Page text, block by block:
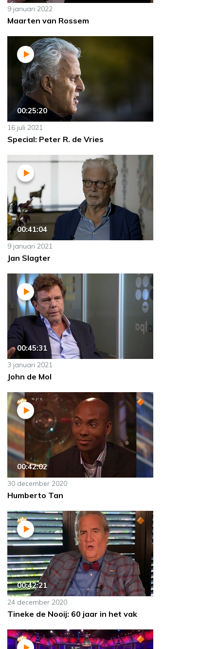
9 januari 2022
Maarten van Rossem
00:25:20
16 juli 2021
Special: Peter R. de Vries
00:41:04
9 januari 2021
Jan Slagter
00:45:31
3 januari 2021
John de Mol
00:42:02
30 december 2020
Humberto Tan
00:42:21
24 december 2020
Tineke de Nooij: 60 jaar in het vak